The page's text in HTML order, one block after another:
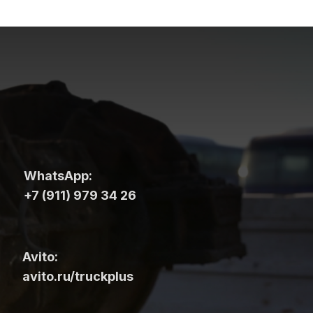
WhatsApp:
+7 (911) 979 34 26
Avito:
avito.ru/truckplus